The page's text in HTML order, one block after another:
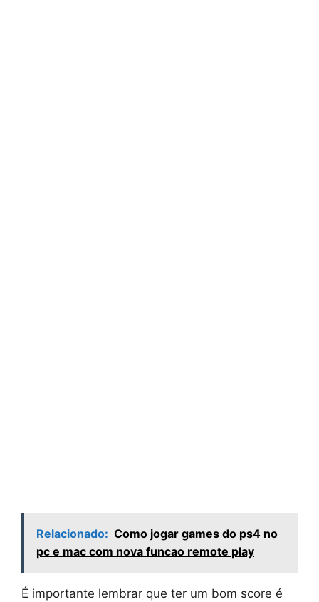
Relacionado: Como jogar games do ps4 no
pc e mac com nova funcao remote play
É importante lembrar que ter um bom score é